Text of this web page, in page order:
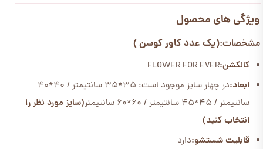
ویژگی های محصول
مشخصات:(یک عدد کاور کوسن )
کالکشن:FLOWER FOR EVER
ابعاد:
در چهار سایز موجود است: 35*35 سانتیمتر / 40*40
سانتیمتر / 45*45 سانتیمتر / 60*60 سانتیمتر
(سایز مورد نظر را
انتخاب کنید)
قابلیت شستشو:دارد